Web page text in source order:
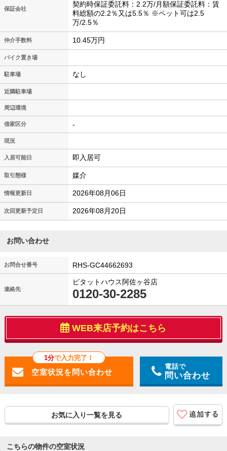
保証会社
契約時保証委託料：2.2万/月額保証委託料：賃
料総額の2.2％又は5.5％ ※ペット可は2.5
万/2.5％
仲介手数料 10.45万円
バイク置き場
駐車場 なし
近隣駐車場
周辺環境
借家区分 -
現況
入居可能日 即入居可
取引態様 媒介
情報更新日 2026年08月06日
次回更新予定日 2026年08月20日
お問い合わせ
お問合せ番号 RHS-GC44662693
連絡先
ピタットハウス阿佐ヶ谷店
0120-30-2285
WEB来店予約はこちら
1分で入力完了！
電話で
問い合わせ
お気に入り一覧を見る
こちらの物件の空室状況